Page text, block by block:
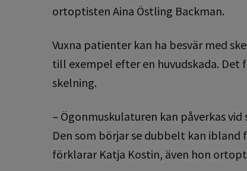
ortoptisten Aina Östling Backman.
Vuxna patienter kan ha besvär med
till exempel efter en huvudskada. Det
skelning.
– Ögonmuskulaturen kan påverkas
Den som börjar se dubbelt kan
förklarar Katja Kostin, även hon